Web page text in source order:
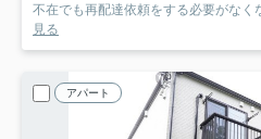
不在でも再配達依頼をする必要がなく
見る
アパート